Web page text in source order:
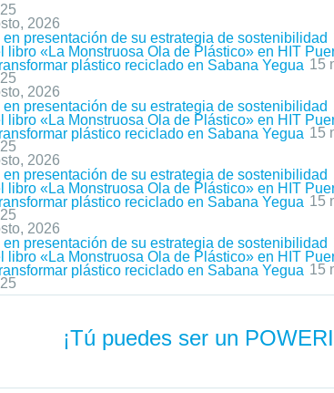
2026
presentación de su estrategia de sostenibilidad
«La Monstruosa Ola de Plástico» en HIT
plástico reciclado en Sabana Yegua 15
2026
presentación de su estrategia de sostenibilidad
«La Monstruosa Ola de Plástico» en HIT
plástico reciclado en Sabana Yegua 15
2026
presentación de su estrategia de sostenibilidad
«La Monstruosa Ola de Plástico» en HIT
plástico reciclado en Sabana Yegua 15
2026
presentación de su estrategia de sostenibilidad
«La Monstruosa Ola de Plástico» en HIT
plástico reciclado en Sabana Yegua 15
¡Tú puedes ser un